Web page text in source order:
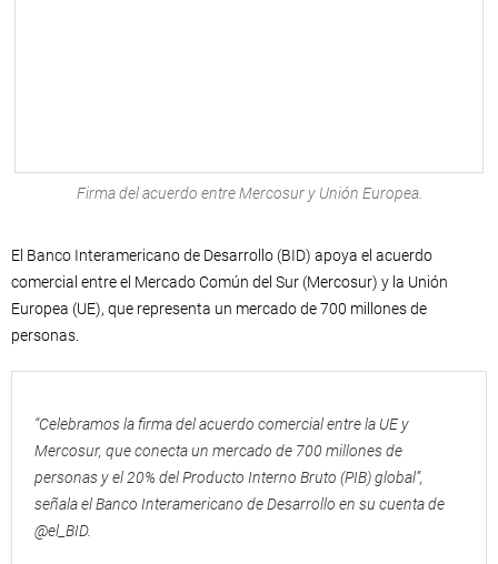
Firma del acuerdo entre Mercosur y Unión Europea.
El Banco Interamericano de Desarrollo (BID) apoya el acuerdo
comercial entre el Mercado Común del Sur (Mercosur) y la Unión
Europea (UE), que representa un mercado de 700 millones de
personas.
“Celebramos la firma del acuerdo comercial entre la UE y
Mercosur, que conecta un mercado de 700 millones de
personas y el 20% del Producto Interno Bruto (PIB) global”,
señala el Banco Interamericano de Desarrollo en su cuenta de
@el_BID.